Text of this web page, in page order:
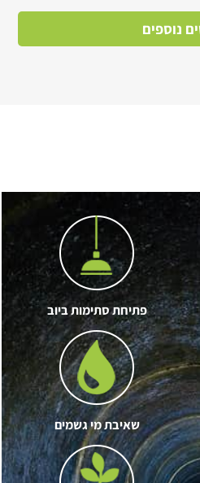
נוספים
פתיחת סתימות ביוב
שאיבת מי גשמים